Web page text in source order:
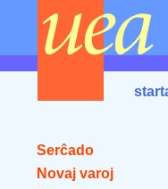
Serĉado
Novaj varoj